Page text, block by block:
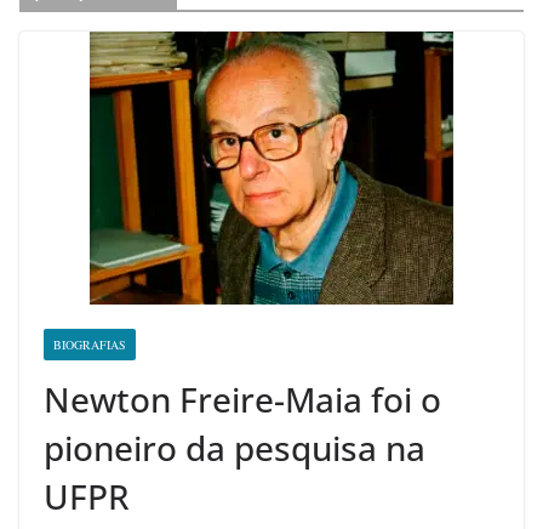
BIOGRAFIAS
Newton Freire-Maia foi o
pioneiro da pesquisa na
UFPR